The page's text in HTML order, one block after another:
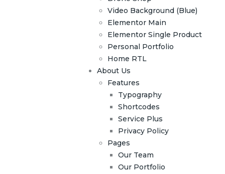
Video Background (Blue)
Elementor Main
Elementor Single Product
Personal Portfolio
Home RTL
About Us
Features
Typography
Shortcodes
Service Plus
Privacy Policy
Pages
Our Team
Our Portfolio